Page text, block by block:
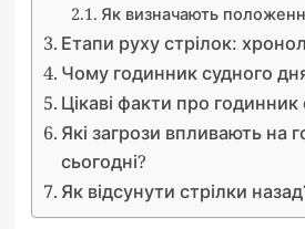
Як визначають
Етапи руху стрілок:
Чому годинник судного
Цікаві факти про
Які загрози впливають на
сьогодні?
Як відсунути стрілки